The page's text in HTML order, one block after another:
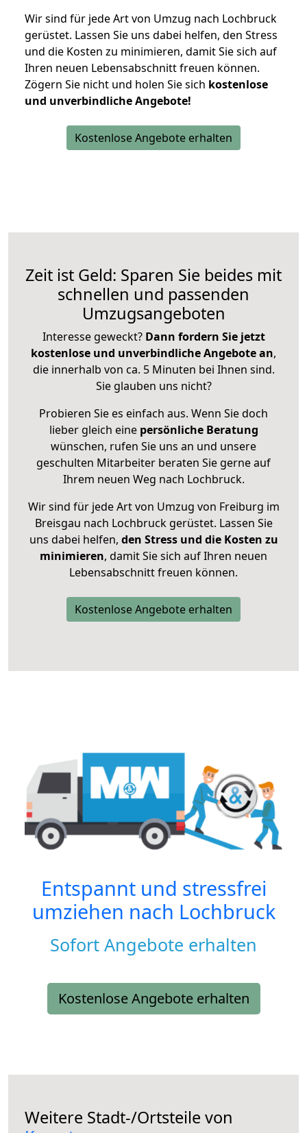
Wir sind für jede Art von Umzug nach Lochbruck
gerüstet. Lassen Sie uns dabei helfen, den Stress
und die Kosten zu minimieren, damit Sie sich auf
Ihren neuen Lebensabschnitt freuen können.
Zögern Sie nicht und holen Sie sich kostenlose
und unverbindliche Angebote!
Kostenlose Angebote erhalten
Zeit ist Geld: Sparen Sie beides mit
schnellen und passenden
Umzugsangeboten
Interesse geweckt? Dann fordern Sie jetzt
kostenlose und unverbindliche Angebote an,
die innerhalb von ca. 5 Minuten bei Ihnen sind.
Sie glauben uns nicht?
Probieren Sie es einfach aus. Wenn Sie doch
lieber gleich eine persönliche Beratung
wünschen, rufen Sie uns an und unsere
geschulten Mitarbeiter beraten Sie gerne auf
Ihrem neuen Weg nach Lochbruck.
Wir sind für jede Art von Umzug von Freiburg im
Breisgau nach Lochbruck gerüstet. Lassen Sie
uns dabei helfen, den Stress und die Kosten zu
minimieren, damit Sie sich auf Ihren neuen
Lebensabschnitt freuen können.
Kostenlose Angebote erhalten
Entspannt und stressfrei
umziehen nach Lochbruck
Sofort Angebote erhalten
Kostenlose Angebote erhalten
Weitere Stadt-/Ortsteile von